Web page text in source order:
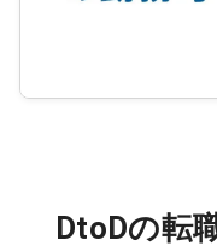
DtoDの転